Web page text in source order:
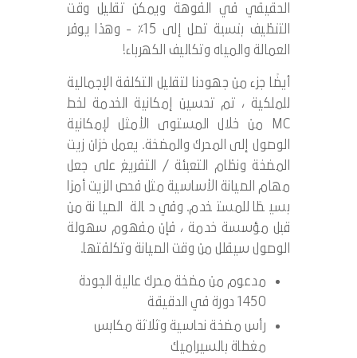
الحقيقي في الفوهة ويمكن تقليل وقت
التنظيف بنسبة تصل إلى 15٪ - وهذا يوفر
العمالة والمياه وتكاليف الكهرباء!
أيضًا جزء من جهودنا لتقليل التكلفة الإجمالية
للملكية ، تم تحسين إمكانية الخدمة لخط
MC من خلال المستوى الأمثل لإمكانية
الوصول إلى المحرك والمضخة. يعمل خزان زيت
المضخة ونظام التعبئة / التفريغ على جعل
مهام الصيانة الأساسية مثل فحص الزيت أمرًا
بسيطًا للمستخدم. وفي حالة الصيانة من
قبل مؤسسة خدمة ، فإن مفهوم سهولة
الوصول سيقلل من وقت الصيانة وتكلفتها.
مدعوم من مضخة محرك عالية الجودة
1450 دورة في الدقيقة
رأس مضخة نحاسية وثلاثة مكابس
مغطاة بالسيراميك